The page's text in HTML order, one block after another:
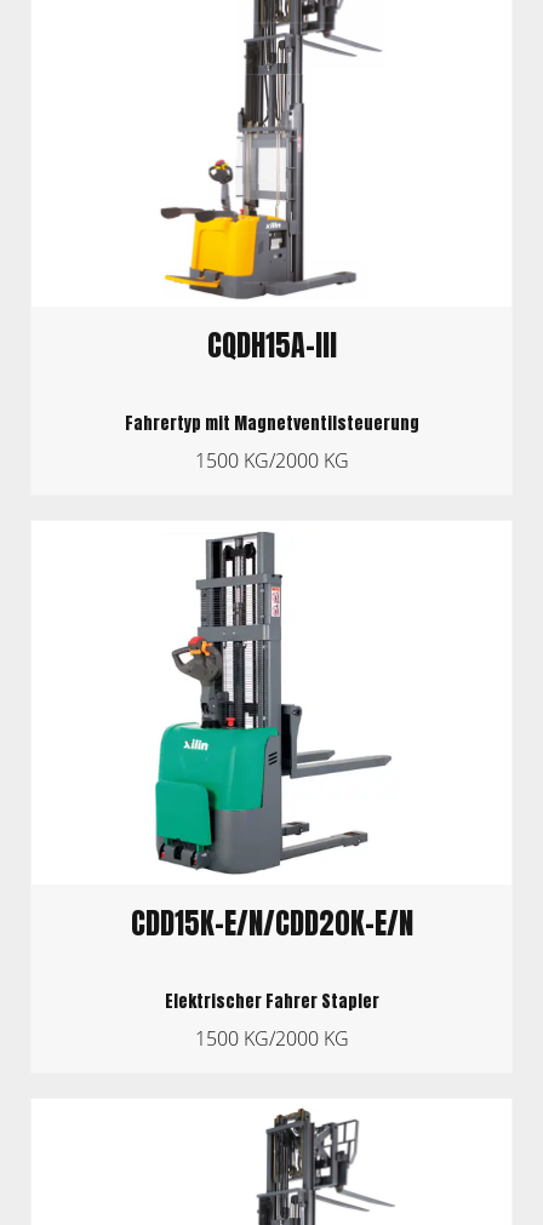
CQDH15A-III
Fahrertyp mit Magnetventilsteuerung
1500 KG/2000 KG
CDD15K-E/N/CDD20K-E/N
Elektrischer Fahrer Stapler
1500 KG/2000 KG